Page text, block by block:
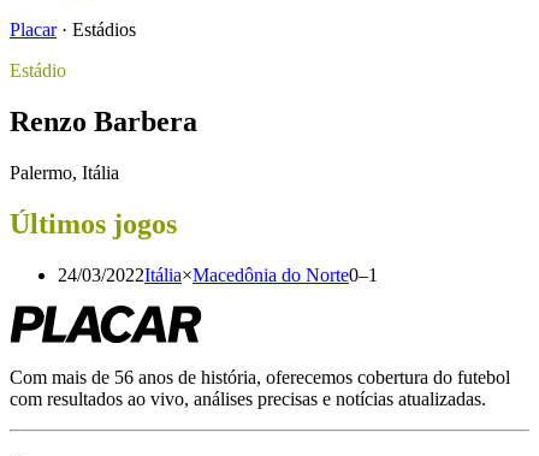
Placar · Estádios
Estádio
Renzo Barbera
Palermo, Itália
Últimos jogos
24/03/2022Itália×Macedônia do Norte0–1
Com mais de 56 anos de história, oferecemos cobertura do futebol
com resultados ao vivo, análises precisas e notícias atualizadas.